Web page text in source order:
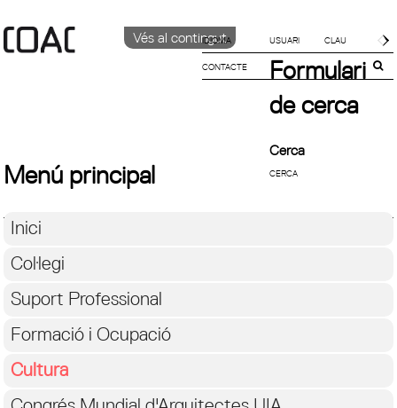
Vés al contingut
IDIOMA
CATALÀ
CONTACTE
Formulari
de cerca
Cerca
Menú principal
Inici
Col·legi
Suport Professional
Formació i Ocupació
Cultura